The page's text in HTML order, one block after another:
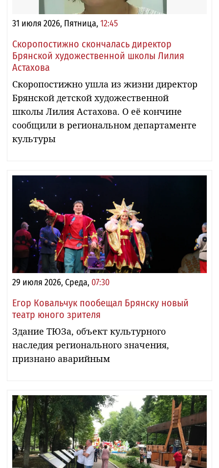
31 июля 2026, Пятница, 12:45
Скоропостижно скончалась директор
Брянской художественной школы Лилия
Астахова
Скоропостижно ушла из жизни директор
Брянской детской художественной
школы Лилия Астахова. О её кончине
сообщили в региональном департаменте
культуры
29 июля 2026, Среда, 07:30
Егор Ковальчук пообещал Брянску новый
театр юного зрителя
Здание ТЮЗа, объект культурного
наследия регионального значения,
признано аварийным